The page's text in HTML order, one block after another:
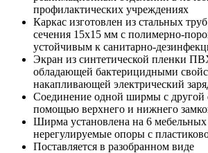
профилактических учреждениях
Каркас изготовлен из стальных
сечения 15x15 мм с полимерно-
устойчивым к санитарно-
Экран из синтетической пленки
обладающей бактерицидными
накапливающей электрический
Соединение одной ширмы с другой
помощью верхнего и нижнего
Ширма установлена на 6 мебельных
нерегулируемые опоры с
Поставляется в разобранном виде